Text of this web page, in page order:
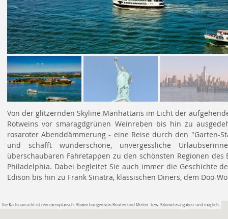
Von der glitzernden Skyline Manhattans im Licht der
Rotweins vor smaragdgrünen Weinreben bis hin zu
rosaroter Abenddämmerung - eine Reise durch den "Garten-
und schafft wunderschöne, unvergessliche
überschaubaren Fahretappen zu den schönsten Regionen
Philadelphia. Dabei begleitet Sie auch immer die Geschichte
Edison bis hin zu Frank Sinatra, klassischen Diners, dem Doo-
Die Kartenansicht ist rein exemplarisch. Abweichungen von Routen und Meilen- bzw. Kilometerangaben sind möglich.